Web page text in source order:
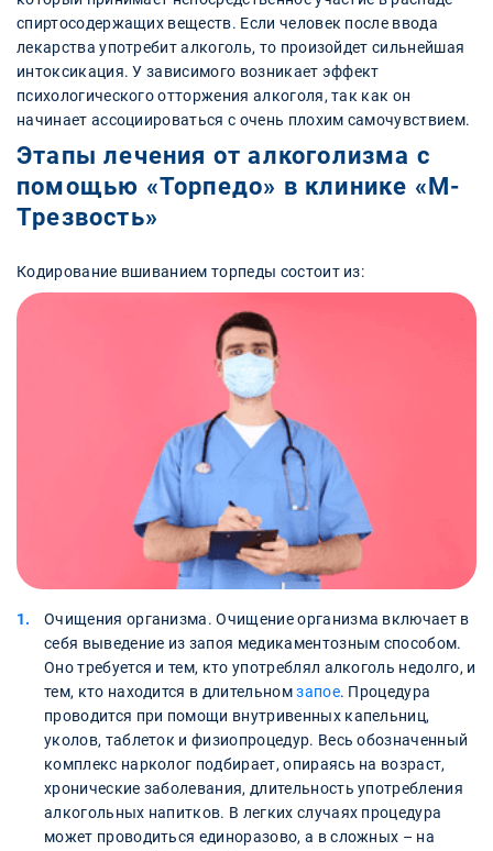
спиртосодержащих веществ. Если человек после ввода
лекарства употребит алкоголь, то произойдет сильнейшая
интоксикация. У зависимого возникает эффект
психологического отторжения алкоголя, так как он
начинает ассоциироваться с очень плохим самочувствием.
Этапы лечения от алкоголизма с
помощью «Торпедо» в клинике «М-
Трезвость»
Кодирование вшиванием торпеды состоит из:
Очищения организма. Очищение организма включает в
себя выведение из запоя медикаментозным способом.
Оно требуется и тем, кто употреблял алкоголь недолго, и
тем, кто находится в длительномзапое. Процедура
проводится при помощи внутривенных капельниц,
уколов, таблеток и физиопроцедур. Весь обозначенный
комплекс нарколог подбирает, опираясь на возраст,
хронические заболевания, длительность употребления
алкогольных напитков. В легких случаях процедура
может проводиться единоразово, а в сложных – на